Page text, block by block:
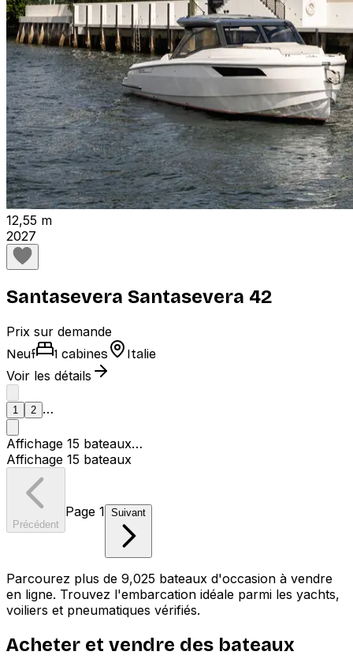
12,55 m
2027
Santasevera Santasevera 42
Prix sur demande
Neuf 1 cabines Italie
Voir les détails
12Suivant
1 2 …
Affichage 15 bateaux…
Affichage 15 bateaux
Précédent
Page 1 Suivant
Parcourez plus de 9,025 bateaux d'occasion à vendre
en ligne. Trouvez l'embarcation idéale parmi les yachts,
voiliers et pneumatiques vérifiés.
Acheter et vendre des bateaux